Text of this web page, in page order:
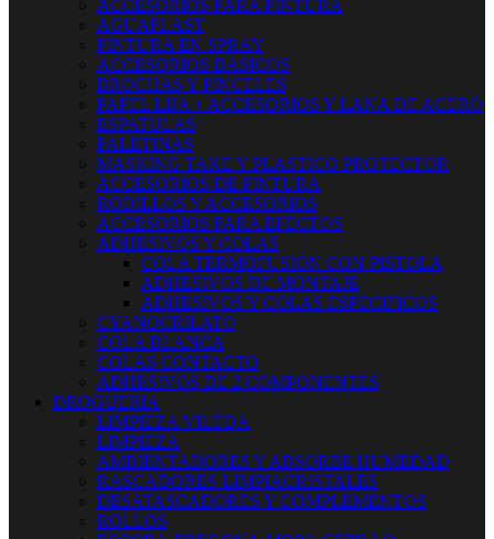
ACCESORIOS PARA PINTURA
AGUAPLAST
PINTURA EN SPRAY
ACCESORIOS BASICOS
BROCHAS Y PINCELES
PAPEL LIJA + ACCESORIOS Y LANA DE ACERO
ESPATULAS
PALETINAS
MASKING TAKE Y PLASTICO PROTECTOR
ACCESORIOS DE PINTURA
RODILLOS Y ACCESORIOS
ACCESORIOS PARA EFECTOS
ADHESIVOS Y COLAS
COLA TERMOFUSION CON PISTOLA
ADHESIVOS DE MONTAJE
ADHESIVOS Y COLAS ESPECIFICOS
CYANOCRILATO
COLA BLANCA
COLAS CONTACTO
ADHESIVOS DE 2 COMPONENTES
DROGUERIA
LIMPIEZA VILEDA
LIMPIEZA
AMBIENTADORES Y ABSORBE HUMEDAD
RASCADORES-LIMPIACRISTALES
DESATASCADORES Y COMPLEMENTOS
ROLLOS